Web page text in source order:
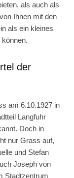
als auch als
Ihnen mit den
als ein kleines
können.
der
am 6.10.1927 in
Langfuhr
Doch in
nur Grass auf,
und Stefan
Joseph von
Stadtzentrum